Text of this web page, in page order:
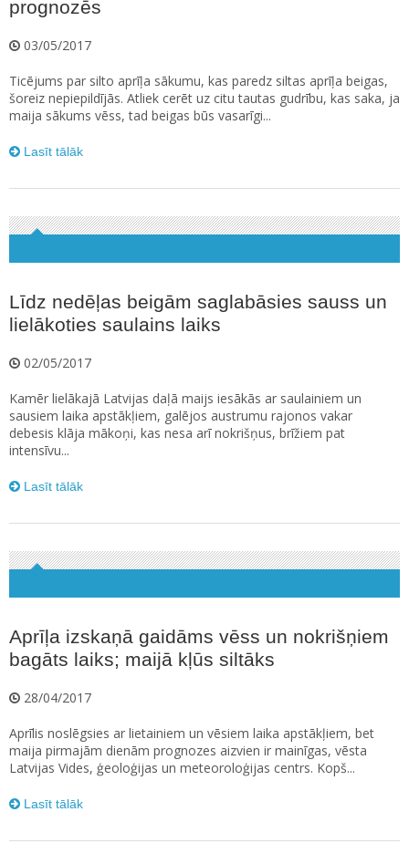
prognozēs
03/05/2017
Ticējums par silto aprīļa sākumu, kas paredz siltas aprīļa beigas,
šoreiz nepiepildījās. Atliek cerēt uz citu tautas gudrību, kas saka, ja
maija sākums vēss, tad beigas būs vasarīgi...
Lasīt tālāk
Līdz nedēļas beigām saglabāsies sauss un
lielākoties saulains laiks
02/05/2017
Kamēr lielākajā Latvijas daļā maijs iesākās ar saulainiem un
sausiem laika apstākļiem, galējos austrumu rajonos vakar
debesis klāja mākoņi, kas nesa arī nokrišņus, brīžiem pat
intensīvu...
Lasīt tālāk
Aprīļa izskaņā gaidāms vēss un nokrišņiem
bagāts laiks; maijā kļūs siltāks
28/04/2017
Aprīlis noslēgsies ar lietainiem un vēsiem laika apstākļiem, bet
maija pirmajām dienām prognozes aizvien ir mainīgas, vēsta
Latvijas Vides, ģeoloģijas un meteoroloģijas centrs. Kopš...
Lasīt tālāk